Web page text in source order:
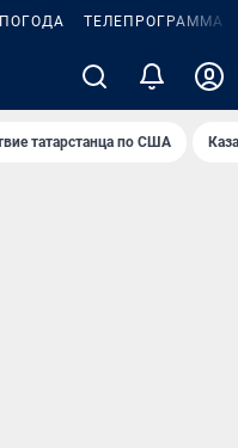
ПОГОДА ТЕЛЕПРОГРАММА
татарстанца по США